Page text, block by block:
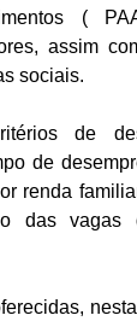
(
assim
sociais.
de
de
renda
das vagas